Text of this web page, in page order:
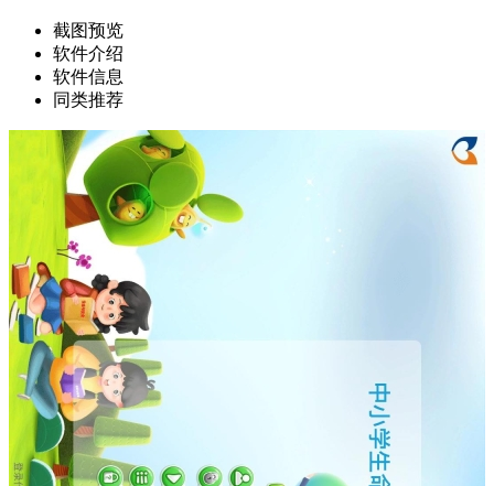
截图预览
软件介绍
软件信息
同类推荐